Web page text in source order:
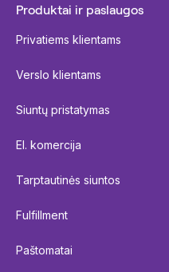
Produktai ir paslaugos
Privatiems klientams
Verslo klientams
Siuntų pristatymas
El. komercija
Tarptautinės siuntos
Fulfillment
Paštomatai